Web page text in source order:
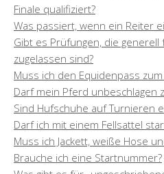
Finale qualifiziert?
Was passiert, wenn ein Reiter
Gibt es Prüfungen, die
zugelassen sind?
Muss ich den Equidenpass
Darf mein Pferd unbeschlagen
Sind Hufschuhe auf Turnieren
Darf ich mit einem Fellsattel
Muss ich Jackett, weiße Hose
Brauche ich eine Startnummer?